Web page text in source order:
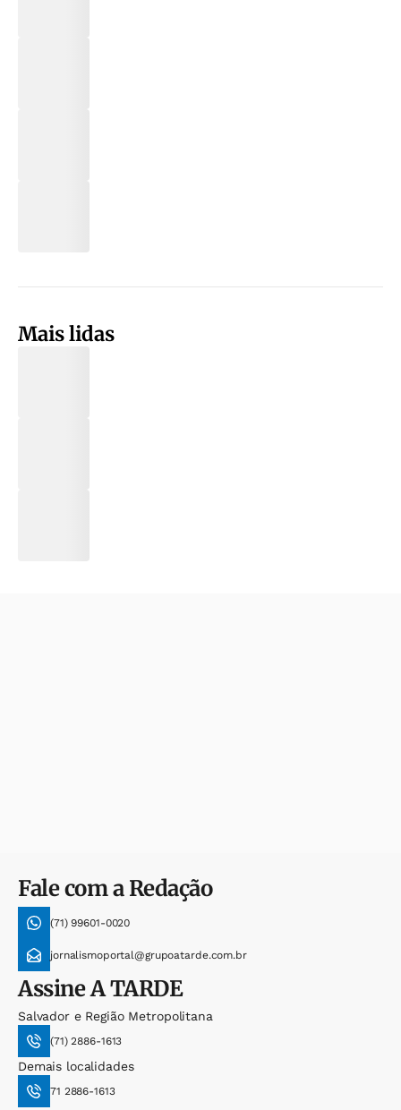
Mais lidas
Fale com a Redação
(71) 99601-0020
jornalismoportal@grupoatarde.com.br
AssineA TARDE
Salvador e Região Metropolitana
(71) 2886-1613
Demais localidades
71 2886-1613